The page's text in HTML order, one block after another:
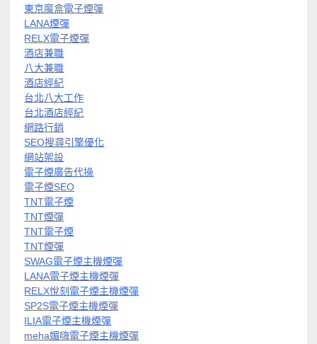
東京魔盒電子煙彈
LANA煙彈
RELX電子煙彈
酒店兼職
八大兼職
酒店經紀
台北八大工作
台北酒店經紀
網路行銷
SEO搜尋引擎優化
網站架設
電子煙廣告代操
電子煙SEO
TNT電子煙
TNT煙彈
TNT電子煙
TNT煙彈
SWAG電子煙主機煙彈
LANA電子煙主機煙彈
RELX悅刻電子煙主機煙彈
SP2S電子煙主機煙彈
ILIA電子煙主機煙彈
meha媚嗨電子煙主機煙彈